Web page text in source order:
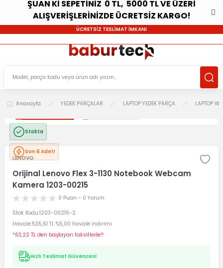
ŞUAN Kİ SEPETİNİZ 0 TL, 5000 TL VE ÜZERİ
ALIŞVERİŞLERİNİZDE ÜCRETSİZ KARGO!
ÜCRETSİZ TESLİMAT İMKANI
Anasayfa YEDEK PARÇALAR LAPTOP YEDEK PARÇA LAPTOP
Stokta
Son 6 Adet!
LENOVO
Orijinal Lenovo Flex 3-1130 Notebook Webcam
Kamera 1203-00215
0 Puan - 0 Yorum
Stok Kodu 1203-00215-2
Havale 535,61 TL %5,00 havale indirimi
*63,22 TL den başlayan taksitlerle!!
Hızlı Teslimat Güvencesi